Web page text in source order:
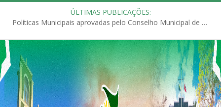
ÚLTIMAS PUBLICAÇÕES:
Políticas Municipais aprovadas pelo Conselho Municipal de Educação (CME)